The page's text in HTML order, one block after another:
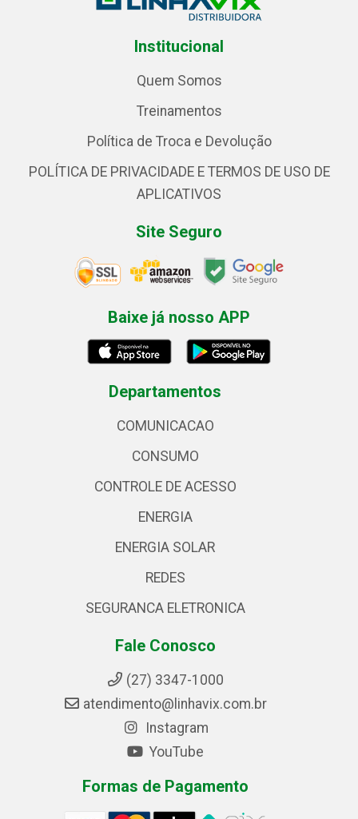
Institucional
Quem Somos
Treinamentos
Política de Troca e Devolução
POLÍTICA DE PRIVACIDADE E TERMOS DE USO DE
APLICATIVOS
Site Seguro
Baixe já nosso APP
Departamentos
COMUNICACAO
CONSUMO
CONTROLE DE ACESSO
ENERGIA
ENERGIA SOLAR
REDES
SEGURANCA ELETRONICA
Fale Conosco
(27) 3347-1000
atendimento@linhavix.com.br
Instagram
YouTube
Formas de Pagamento